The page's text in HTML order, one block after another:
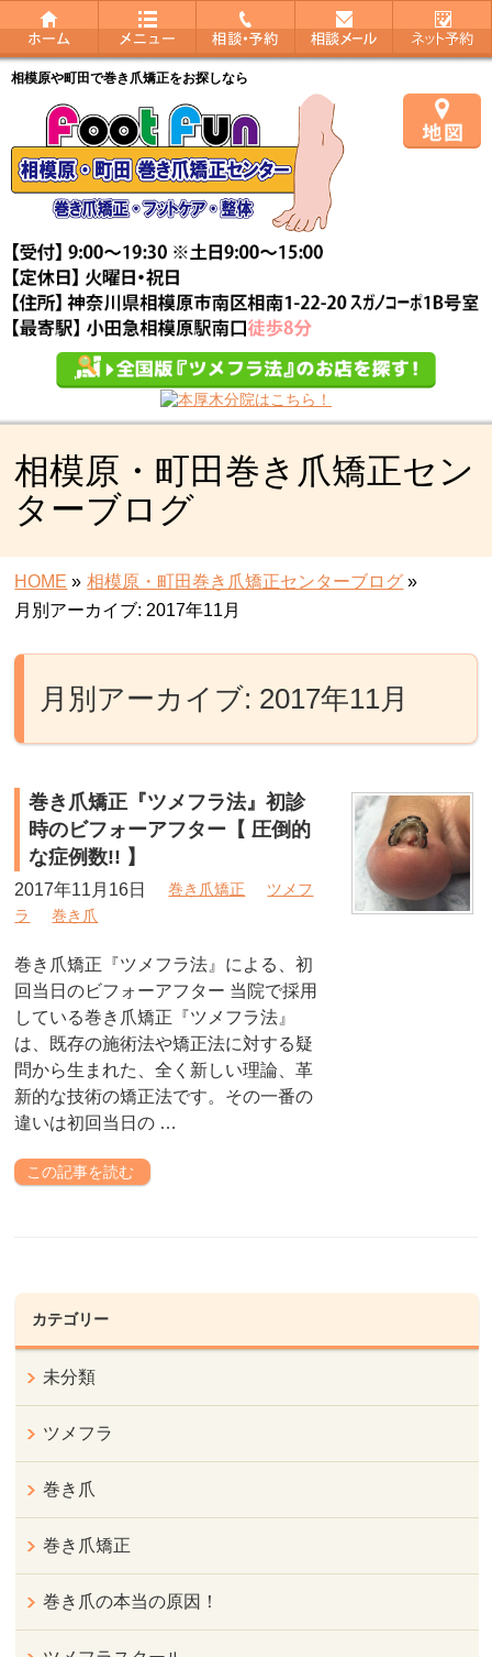
相模原や町田で巻き爪矯正をお探しなら
相模原・町田巻き爪矯正セン
ターブログ
HOME » 相模原・町田巻き爪矯正センターブログ »
月別アーカイブ: 2017年11月
月別アーカイブ: 2017年11月
巻き爪矯正『ツメフラ法』初診
時のビフォーアフター【 圧倒的
な症例数!! 】
2017年11月16日 巻き爪矯正
ツメフ
ラ
巻き爪
巻き爪矯正『ツメフラ法』による、初
回当日のビフォーアフター 当院で採用
している巻き爪矯正『ツメフラ法』
は、既存の施術法や矯正法に対する疑
問から生まれた、全く新しい理論、革
新的な技術の矯正法です。その一番の
違いは初回当日の …
この記事を読む
カテゴリー
未分類
ツメフラ
巻き爪
巻き爪矯正
巻き爪の本当の原因！